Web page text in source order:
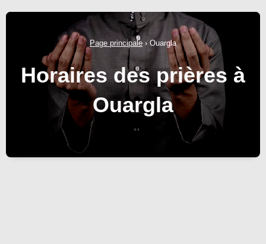
Page principale › Ouargla
Horaires des prières à
Ouargla